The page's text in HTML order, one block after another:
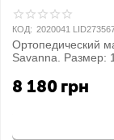
КОД: 2020041
Ортопедический
Savanna. Размер:
8 180 грн